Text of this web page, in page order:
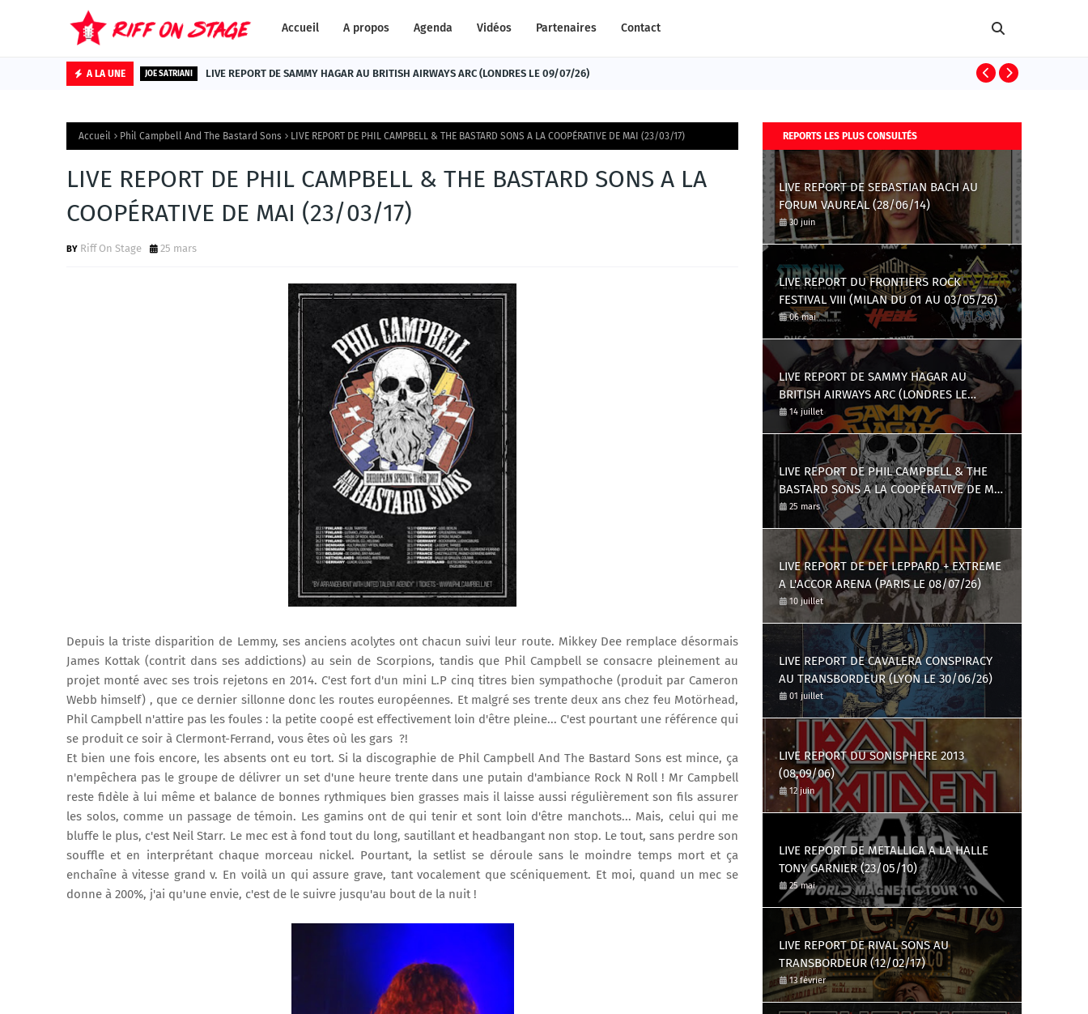
Accueil A propos Agenda Vidéos Partenaires Contact
A LA UNE JOE SATRIANI LIVE REPORT DE SAMMY HAGAR AU BRITISH AIRWAYS ARC (LONDRES LE 09/07/26)
Accueil Phil Campbell And The Bastard Sons LIVE REPORT DE PHIL CAMPBELL & THE BASTARD SONS A LA COOPÉRATIVE DE MAI (23/03/17)
LIVE REPORT DE PHIL CAMPBELL & THE BASTARD SONS A LA
COOPÉRATIVE DE MAI (23/03/17)
Riff On Stage 25 mars
Depuis la triste disparition de Lemmy, ses anciens acolytes ont chacun suivi leur route. Mikkey Dee remplace désormais
James Kottak (contrit dans ses addictions) au sein de Scorpions, tandis que Phil Campbell se consacre pleinement au
projet monté avec ses trois rejetons en 2014. C'est fort d'un mini L.P cinq titres bien sympathoche (produit par Cameron
Webb himself) , que ce dernier sillonne donc les routes européennes. Et malgré ses trente deux ans chez feu Motörhead,
Phil Campbell n'attire pas les foules : la petite coopé est effectivement loin d'être pleine... C'est pourtant une référence qui
se produit ce soir à Clermont-Ferrand, vous êtes où les gars ?!
Et bien une fois encore, les absents ont eu tort. Si la discographie de Phil Campbell And The Bastard Sons est mince, ça
n'empêchera pas le groupe de délivrer un set d'une heure trente dans une putain d'ambiance Rock N Roll ! Mr Campbell
reste fidèle à lui même et balance de bonnes rythmiques bien grasses mais il laisse aussi régulièrement son fils assurer
les solos, comme un passage de témoin. Les gamins ont de qui tenir et sont loin d'être manchots... Mais, celui qui me
bluffe le plus, c'est Neil Starr. Le mec est à fond tout du long, sautillant et headbangant non stop. Le tout, sans perdre son
souffle et en interprétant chaque morceau nickel. Pourtant, la setlist se déroule sans le moindre temps mort et ça
enchaîne à vitesse grand v. En voilà un qui assure grave, tant vocalement que scéniquement. Et moi, quand un mec se
donne à 200%, j'ai qu'une envie, c'est de le suivre jusqu'au bout de la nuit !
REPORTS LES PLUS CONSULTÉS
LIVE REPORT DE SEBASTIAN BACH AU
FORUM VAUREAL (28/06/14)
30 juin
LIVE REPORT DU FRONTIERS ROCK
FESTIVAL VIII (MILAN DU 01 AU 03/05/26)
06 mai
LIVE REPORT DE SAMMY HAGAR AU
BRITISH AIRWAYS ARC (LONDRES LE
09/07/26)
14 juillet
LIVE REPORT DE PHIL CAMPBELL & THE
BASTARD SONS A LA COOPÉRATIVE DE MAI
(23/03/17)
25 mars
LIVE REPORT DE DEF LEPPARD + EXTREME
A L'ACCOR ARENA (PARIS LE 08/07/26)
10 juillet
LIVE REPORT DE CAVALERA CONSPIRACY
AU TRANSBORDEUR (LYON LE 30/06/26)
01 juillet
LIVE REPORT DU SONISPHERE 2013
(08,09/06)
12 juin
LIVE REPORT DE METALLICA A LA HALLE
TONY GARNIER (23/05/10)
25 mai
LIVE REPORT DE RIVAL SONS AU
TRANSBORDEUR (12/02/17)
13 février